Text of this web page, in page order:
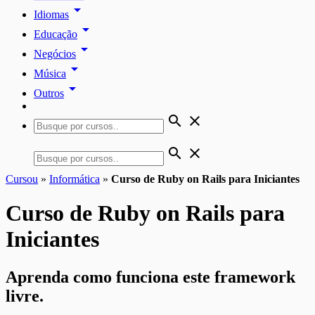
Idiomas arrow_drop_down
Educação arrow_drop_down
Negócios arrow_drop_down
Música arrow_drop_down
Outros arrow_drop_down
search close
search close
Cursou » Informática » Curso de Ruby on Rails para Iniciantes
Curso de Ruby on Rails para
Iniciantes
Aprenda como funciona este framework
livre.